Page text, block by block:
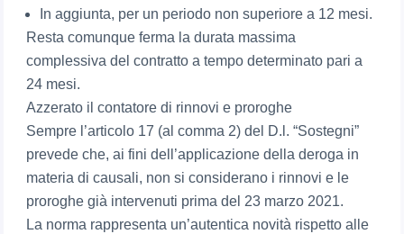
In aggiunta, per un periodo non superiore a 12 mesi.
Resta comunque ferma la durata massima
complessiva del contratto a tempo determinato pari a
24 mesi.
Azzerato il contatore di rinnovi e proroghe
Sempre l’articolo 17 (al comma 2) del D.l. “Sostegni”
prevede che, ai fini dell’applicazione della deroga in
materia di causali, non si considerano i rinnovi e le
proroghe già intervenuti prima del 23 marzo 2021.
La norma rappresenta un’autentica novità rispetto alle